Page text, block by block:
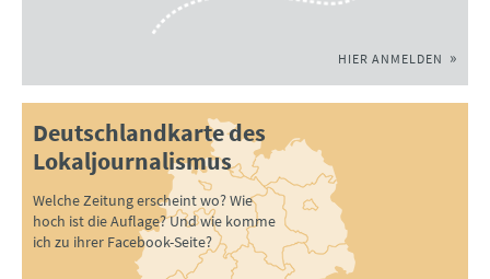
HIER ANMELDEN
Deutschlandkarte des
Lokaljournalismus
Welche Zeitung erscheint wo? Wie
hoch ist die Auflage? Und wie komme
ich zu ihrer Facebook-Seite?